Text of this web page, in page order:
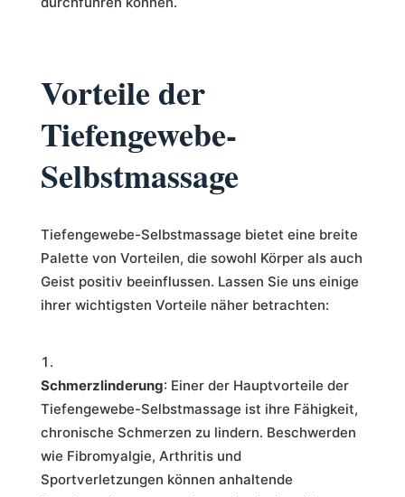
Vorteile der
Tiefengewebe-
Selbstmassage
Tiefengewebe-Selbstmassage bietet eine breite
Palette von Vorteilen, die sowohl Körper als auch
Geist positiv beeinflussen. Lassen Sie uns einige
ihrer wichtigsten Vorteile näher betrachten:
Schmerzlinderung: Einer der Hauptvorteile der
Tiefengewebe-Selbstmassage ist ihre Fähigkeit,
chronische Schmerzen zu lindern. Beschwerden
wie Fibromyalgie, Arthritis und
Sportverletzungen können anhaltende